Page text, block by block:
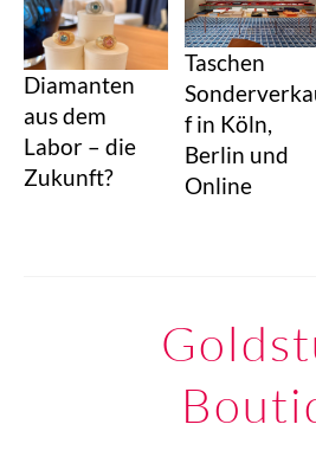
Diamanten
aus dem
Labor – die
Zukunft?
Taschen
f in Köln,
Berlin und
Online